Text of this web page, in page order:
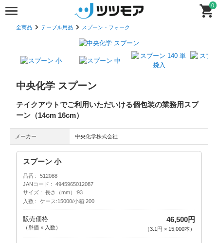
0
全商品 テーブル用品 スプーン・フォーク
中央化学 スプーン
テイクアウトでご利用いただいける個包装の業務用スプ
ーン（14cm 16cm）
メーカー 中央化学株式会社
スプーン 小
品番
512088
JANコード
4945965012087
サイズ
長さ（mm）:93
入数
ケース:15000/小箱:200
販売価格
（単価 × 入数）
46,500円
（3.1円 × 15,000本）